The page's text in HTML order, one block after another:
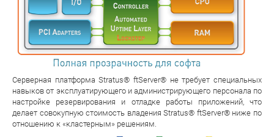
Серверная платформа Stratus® ftServer® не требует специальных
навыков от эксплуатирующего и администрирующего персонала по
настройке резервирования и отладке работы приложений, что
делает совокупную стоимость владения Stratus® ftServer® ниже по
отношению к «кластерным» решениям.